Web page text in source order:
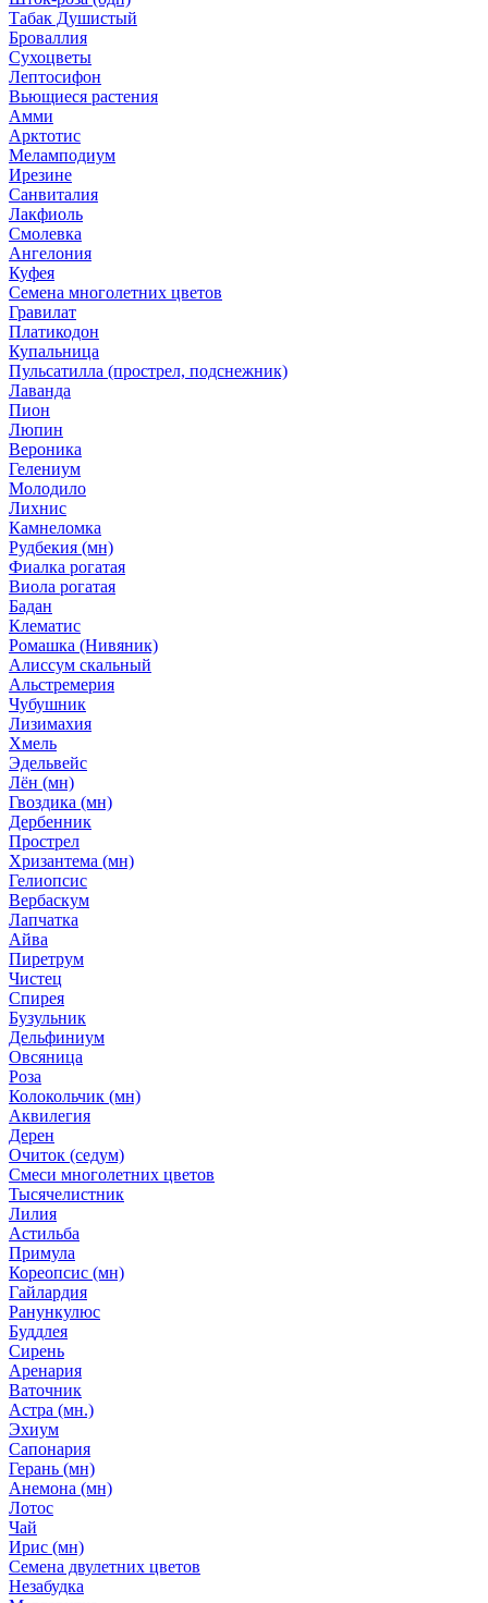
Табак Душистый
Броваллия
Сухоцветы
Лептосифон
Вьющиеся растения
Амми
Арктотис
Меламподиум
Ирезине
Санвиталия
Лакфиоль
Смолевка
Ангелония
Куфея
Семена многолетних цветов
Гравилат
Платикодон
Купальница
Пульсатилла (прострел, подснежник)
Лаванда
Пион
Люпин
Вероника
Гелениум
Молодило
Лихнис
Камнеломка
Рудбекия (мн)
Фиалка рогатая
Виола рогатая
Бадан
Клематис
Ромашка (Нивяник)
Алиссум скальный
Альстремерия
Чубушник
Лизимахия
Хмель
Эдельвейс
Лён (мн)
Гвоздика (мн)
Дербенник
Прострел
Хризантема (мн)
Гелиопсис
Вербаскум
Лапчатка
Айва
Пиретрум
Чистец
Спирея
Бузульник
Дельфиниум
Овсяница
Роза
Колокольчик (мн)
Аквилегия
Дерен
Очиток (седум)
Смеси многолетних цветов
Тысячелистник
Лилия
Астильба
Примула
Кореопсис (мн)
Гайлардия
Ранункулюс
Буддлея
Сирень
Аренария
Ваточник
Астра (мн.)
Эхиум
Сапонария
Герань (мн)
Анемона (мн)
Лотос
Чай
Ирис (мн)
Семена двулетних цветов
Незабудка